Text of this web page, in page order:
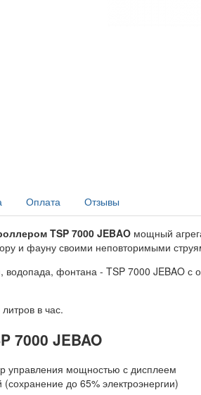
Оплата Отзывы
TSP 7000 JEBAOмощный
и фауну своими неповторимыми
водопада, фонтана - TSP 7000 JEBAO
в час.
7000 JEBAO
управления мощностью с дисплеем
до 65% электроэнергии)